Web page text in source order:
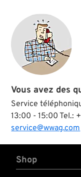
Vous avez des
Service
13:00 - 15:00 Tel.:
service@wwag.com
Shop